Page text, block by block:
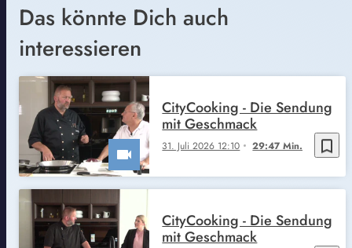
Das könnte Dich auch
interessieren
bookmark_border
31. Juli 2026 12:10 29:47 Min.
CityCooking - Die Sendung
mit Geschmack
CityCooking - Die Sendung
mit Geschmack